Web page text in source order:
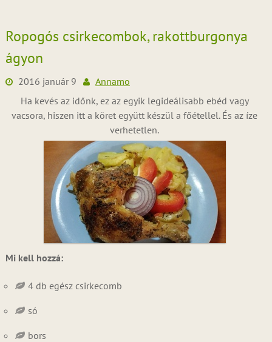
Ropogós csirkecombok, rakottburgonya
ágyon
2016 január 9
Annamo
Ha kevés az időnk, ez az egyik legideálisabb ebéd vagy
vacsora, hiszen itt a köret együtt készül a főétellel. És az íze
verhetetlen.
Mi kell hozzá:
4 db egész csirkecomb
só
bors